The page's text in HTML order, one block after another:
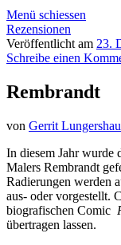
Menü schiessen
Rezensionen
Veröffentlicht am 23.
Schreibe einen
Rembrandt
von Gerrit
In diesem Jahr wurde
Malers Rembrandt
Radierungen werden
aus- oder vorgestellt.
biografischen Comic
übertragen lassen.